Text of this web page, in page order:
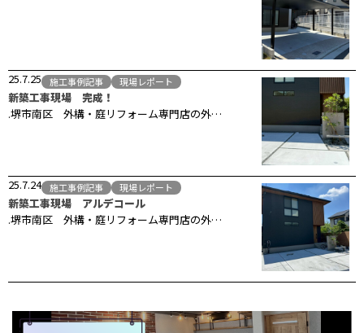
25.7.25 施工事例記事 現場レポート
新築工事現場 完成！
.堺市南区 外構・庭リフォーム専門店の外…
25.7.24 施工事例記事 現場レポート
新築工事現場 アルデコール
.堺市南区 外構・庭リフォーム専門店の外…